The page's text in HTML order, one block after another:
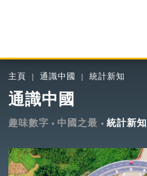
主頁 通識中國 統計新知
通識中國
趣味數字 中國之最 統計新知